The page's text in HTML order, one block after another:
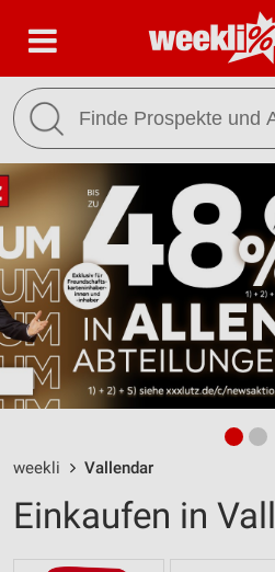
weekli Vallendar
Einkaufen in